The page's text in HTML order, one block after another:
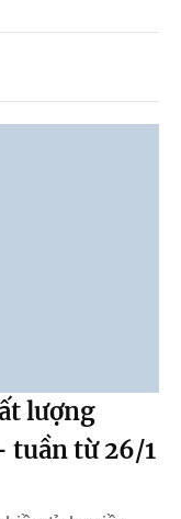
lượng
tuần từ 26/1